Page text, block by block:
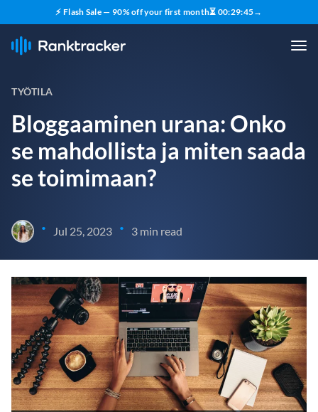
⚡ Flash Sale — 90% off your first month⏳ 00:29:44→
TYÖTILA
Bloggaaminen urana: Onko
se mahdollista ja miten saada
se toimimaan?
• Jul 25, 2023 • 3 min read